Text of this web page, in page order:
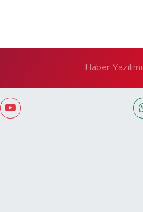
Haber Yazılımı: